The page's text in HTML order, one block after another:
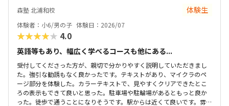
ているわけではありませんが、壁などで視線が分散しにくい工夫がさ
れており、集中しやすい雰囲気だと感じました。月4回（1回50分）で
約12,000円という料金は、我が家にとってはや...
森塾 北浦和校 体験生
体験者：小6/男の子 体験日：2026/07
★★★★★ 4.0
英語等もあり、幅広く学べるコースも他にある...
受付してくださった方が、親切で分かりやすく説明していただきまし
た。強引な勧誘もなく良かったです。テキストがあり、マイクラのペ
ージ部分を体験した。カラーテキストで、見やすくクリアできたとこ
ろの表示もできて良いと思った。駐車場や駐輪場があるともっと良か
った。徒歩で通うことになりそうです。駅からは近くて良いです。雰囲